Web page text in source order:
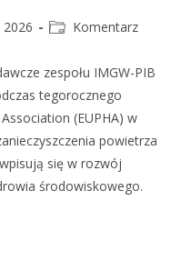
Komentarz
zespołu IMGW-PIB
tegorocznego
(EUPHA) w
powietrza
się w rozwój
środowiskowego.